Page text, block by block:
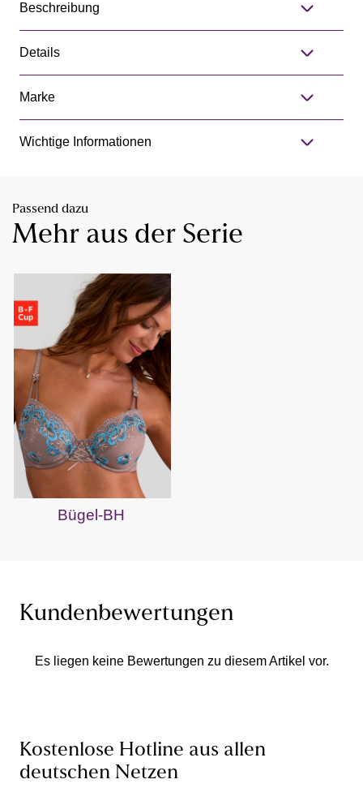
Beschreibung
Details
Marke
Wichtige Informationen
Passend dazu
Mehr aus der Serie
Bügel-BH
Kundenbewertungen
Es liegen keine Bewertungen zu diesem Artikel vor.
Kostenlose Hotline aus allen
deutschen Netzen